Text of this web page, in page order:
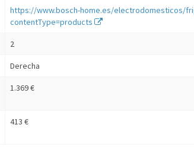
https://www.bosch-home.es/electrodomesticos/
contentType=products
2
Derecha
1.369 €
413 €